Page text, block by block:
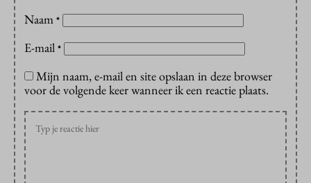
Naam *
E-mail *
Mijn naam, e-mail en site opslaan in deze browser
voor de volgende keer wanneer ik een reactie plaats.